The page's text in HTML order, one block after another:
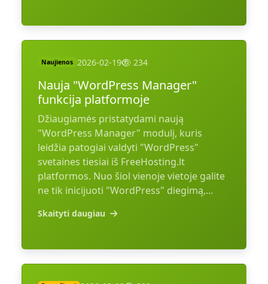
Naujienos 2026-02-19 234
Nauja "WordPress Manager"
funkcija platformoje
Džiaugiamės pristatydami naują
"WordPress Manager" modulį, kuris
leidžia patogiai valdyti "WordPress"
svetaines tiesiai iš FreeHosting.lt
platformos. Nuo šiol vienoje vietoje galite
ne tik inicijuoti "WordPress" diegimą,...
Skaityti daugiau